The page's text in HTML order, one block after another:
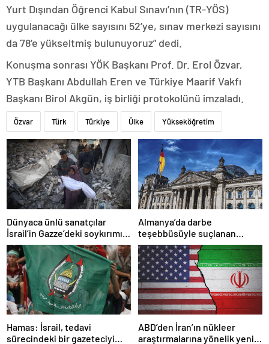
Yurt Dışından Öğrenci Kabul Sınavı’nın (TR-YÖS)
uygulanacağı ülke sayısını 52’ye, sınav merkezi sayısını
da 78’e yükseltmiş bulunuyoruz” dedi.
Konuşma sonrası YÖK Başkanı Prof. Dr. Erol Özvar,
YTB Başkanı Abdullah Eren ve Türkiye Maarif Vakfı
Başkanı Birol Akgün, iş birliği protokolünü imzaladı.
Özvar Türk Türkiye Ülke Yükseköğretim
Dünyaca ünlü sanatçılar
İsrail’in Gazze’deki soykırımını
kınadı
Almanya’da darbe
teşebbüsüyle suçlanan
örgüte ait dernek yasaklandı
Hamas: İsrail, tedavi
sürecindeki bir gazeteciyi
ABD’den İran’ın nükleer
araştırmalarına yönelik yeni